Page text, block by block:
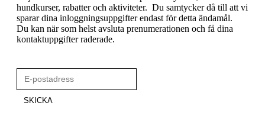
hundkurser, rabatter och aktiviteter. Du samtycker då till att vi
sparar dina inloggningsuppgifter endast för detta ändamål.
Du kan när som helst avsluta prenumerationen och få dina
kontaktuppgifter raderade.